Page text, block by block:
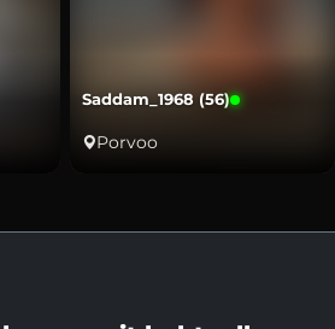
Saddam_1968 (56)
Porvoo